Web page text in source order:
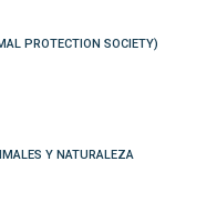
PROTECTION SOCIETY)
Y NATURALEZA